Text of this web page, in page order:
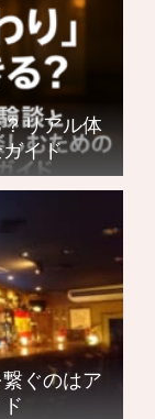
リアル体
イド
ぐのはア